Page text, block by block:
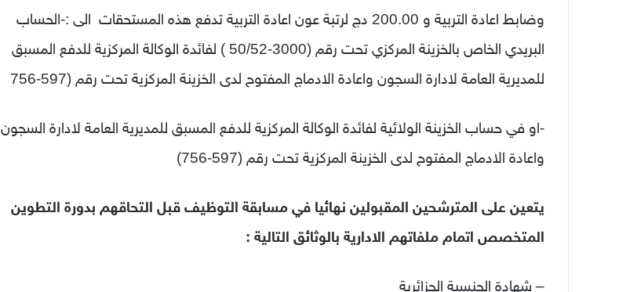
وضابط اعادة التربية و 200.00 دج لرتبة عون اعادة التربية تدفع هذه المستحقات الى :-الحساب
البريدي الخاص بالخزينة المركزي تحت رقم (3000-50/52 ) لفائدة الوكالة المركزية للدفع المسبق
للمديرية العامة لادارة السجون واعادة الادماج المفتوح لدى الخزينة المركزية تحت رقم (597-756
-او في حساب الخزينة الولائية لفائدة الوكالة المركزية للدفع المسبق للمديرية العامة لادارة السجون
واعادة الادماج المفتوح لدى الخزينة المركزية تحت رقم (597-756)
يتعين على المترشحين المقبولين نهائيا في مسابقة التوظيف قبل التحاقهم بدورة التطوين
المتخصص اتمام ملفاتهم الادارية بالوثائق التالية :
– شهادة الجنسية الجزائرية